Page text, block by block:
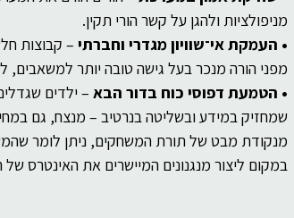
מניפולציות ולהגן על קשר הורי תקין.
• העמקת אי־שוויון מגדרי וחברתי – קבוצות
מפני הורה מנכר בעל גישה טובה יותר למשאבים,
• הטמעת דפוסי כוח בדור הבא – ילדים
שמחזיק במידע ובשליטה בנרטיב – מנצח, גם
מנקודת מבט של תורת המשחקים, ניתן לומר
במקום ליצור מנגנונים המיישרים את האינטרס